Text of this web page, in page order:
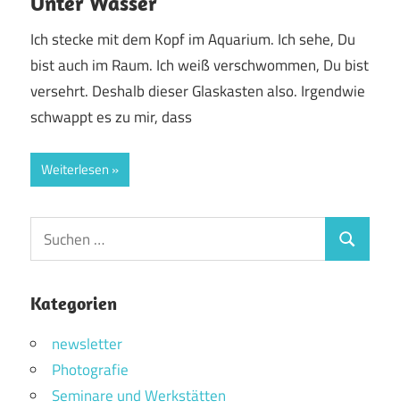
Ich stecke mit dem Kopf im Aquarium. Ich sehe, Du
bist auch im Raum. Ich weiß verschwommen, Du bist
versehrt. Deshalb dieser Glaskasten also. Irgendwie
schwappt es zu mir, dass
Weiterlesen
Suchen
nach:
Suchen
Kategorien
newsletter
Photografie
Seminare und Werkstätten